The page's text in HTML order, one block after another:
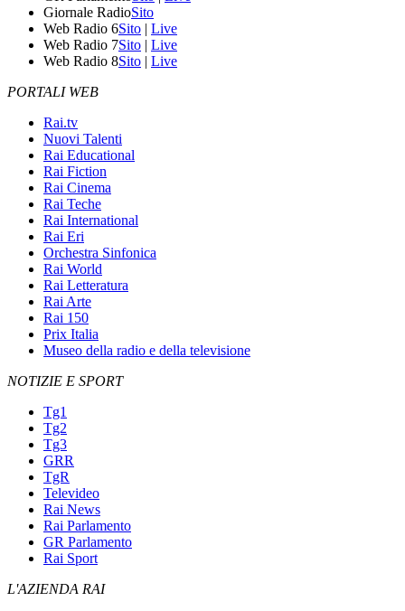
Giornale RadioSito
Web Radio 6Sito | Live
Web Radio 7Sito | Live
Web Radio 8Sito | Live
PORTALI WEB
Rai.tv
Nuovi Talenti
Rai Educational
Rai Fiction
Rai Cinema
Rai Teche
Rai International
Rai Eri
Orchestra Sinfonica
Rai World
Rai Letteratura
Rai Arte
Rai 150
Prix Italia
Museo della radio e della televisione
NOTIZIE E SPORT
Tg1
Tg2
Tg3
GRR
TgR
Televideo
Rai News
Rai Parlamento
GR Parlamento
Rai Sport
L'AZIENDA RAI